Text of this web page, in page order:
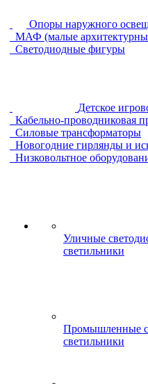
Опоры наружного
МАФ (малые
Светодиодные фигуры
Детское
Кабельно-проводниковая
Силовые трансформаторы
Новогодние гирлянды и
Низковольтное
Уличные
светильники
Промышленные
светильники